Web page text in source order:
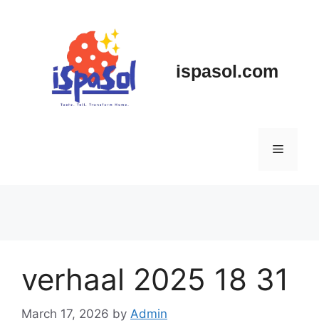
ispasol.com
Menu
verhaal 2025 18 31
March 17, 2026 by Admin